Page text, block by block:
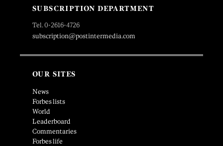
SUBSCRIPTION DEPARTMENT
Tel. 0-2616-4726
subscription@postintermedia.com
OUR SITES
News
Forbes lists
World
Leaderboard
Commentaries
Forbes life